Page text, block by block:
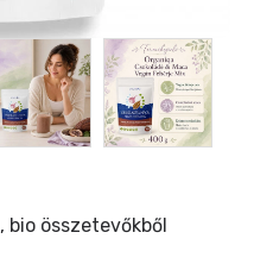
bio összetevőkből